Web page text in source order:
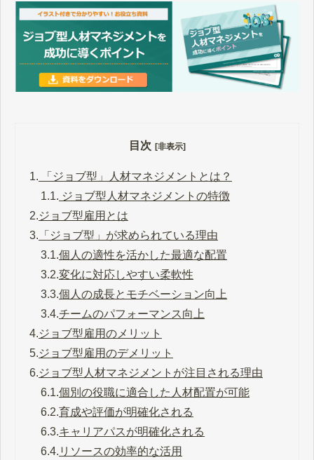
目次 [非表示]
1. 「ジョブ型」人材マネジメントとは？
1.1. ジョブ型人材マネジメントの特徴
2.ジョブ型雇用とは
3. 「ジョブ型」が求められている理由
3.1.個人の適性を活かした最適な配置
3.2.変化に対応しやすい柔軟性
3.3.個人の成長とモチベーション向上
3.4.チームのパフォーマンス向上
4.ジョブ型雇用のメリット
5.ジョブ型雇用のデメリット
6.ジョブ型人材マネジメントが注目される理由
6.1.個別の役職に適合した人材配置が可能
6.2.育成や評価が明確化される
6.3.キャリアパスが明確化される
6.4. リソースの効率的な活用